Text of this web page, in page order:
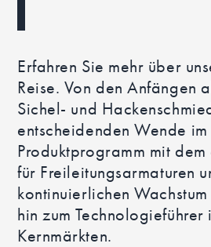
Erfahren Sie mehr über
Reise. Von den Anfängen
Sichel- und
entscheidenden Wende im
Produktprogramm mit
für Freileitungsarmaturen
kontinuierlichen
hin zum Technologieführer
Kernmärkten.